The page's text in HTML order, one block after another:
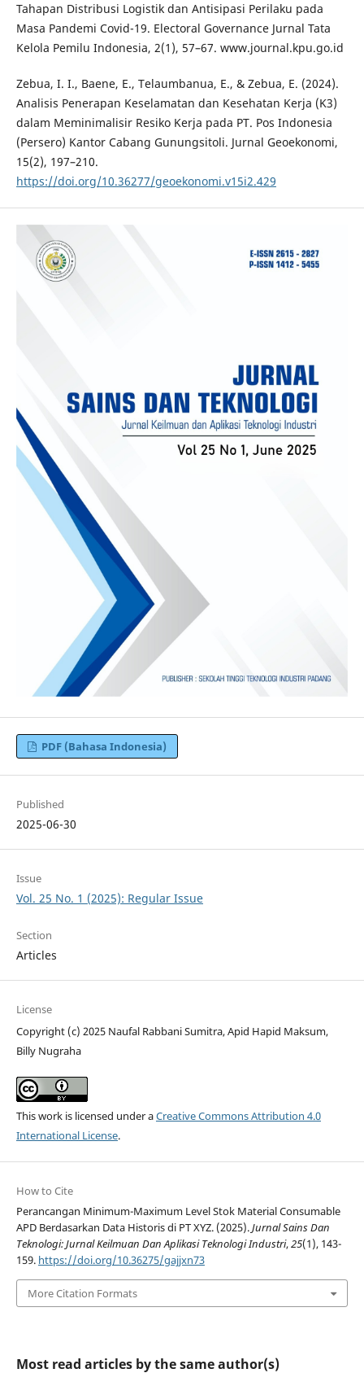
Tahapan Distribusi Logistik dan Antisipasi Perilaku pada
Masa Pandemi Covid-19. Electoral Governance Jurnal Tata
Kelola Pemilu Indonesia, 2(1), 57–67. www.journal.kpu.go.id
Zebua, I. I., Baene, E., Telaumbanua, E., & Zebua, E. (2024).
Analisis Penerapan Keselamatan dan Kesehatan Kerja (K3)
dalam Meminimalisir Resiko Kerja pada PT. Pos Indonesia
(Persero) Kantor Cabang Gunungsitoli. Jurnal Geoekonomi,
15(2), 197–210.
https://doi.org/10.36277/geoekonomi.v15i2.429
PDF (Bahasa Indonesia)
Published
2025-06-30
Issue
Vol. 25 No. 1 (2025): Regular Issue
Section
Articles
License
Copyright (c) 2025 Naufal Rabbani Sumitra, Apid Hapid Maksum,
Billy Nugraha
This work is licensed under aCreative Commons Attribution 4.0
International License.
How to Cite
Perancangan Minimum-Maximum Level Stok Material Consumable
APD Berdasarkan Data Historis di PT XYZ. (2025).Jurnal Sains Dan
Teknologi: Jurnal Keilmuan Dan Aplikasi Teknologi Industri,25(1), 143-
159. https://doi.org/10.36275/gajjxn73
More Citation Formats
Most read articles by the same author(s)